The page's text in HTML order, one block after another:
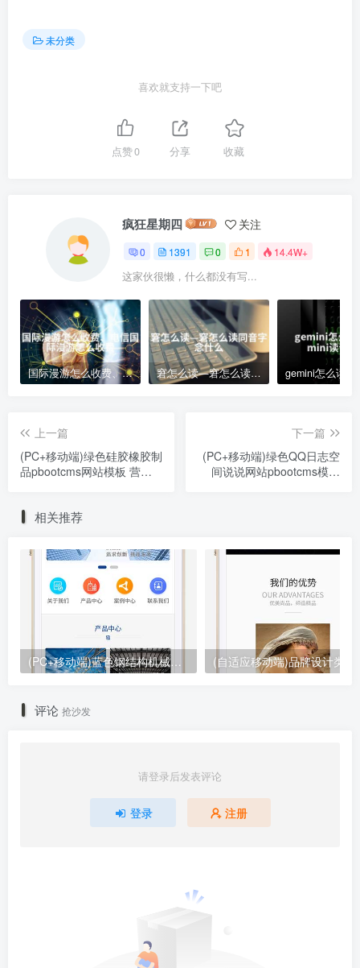
未分类
喜欢就支持一下吧
点赞0 分享 收藏
疯狂星期四 关注
0 1391 0 1 14.4W+
这家伙很懒，什么都没有写...
国际漫游怎么收费、电信国际漫游怎么收费 窘怎么读—窘怎么读同音字念什么
上一篇
(PC+移动端)绿色硅胶橡胶制
品pbootcms网站模板 营销
下一篇
(PC+移动端)绿色QQ日志空
间说说网站pbootcms模板
相关推荐
(PC+移动端)蓝色钢结构机械五金网站pbootcms模板 营销型工程建筑基建网站源码下载
评论 抢沙发
请登录后发表评论
登录 注册